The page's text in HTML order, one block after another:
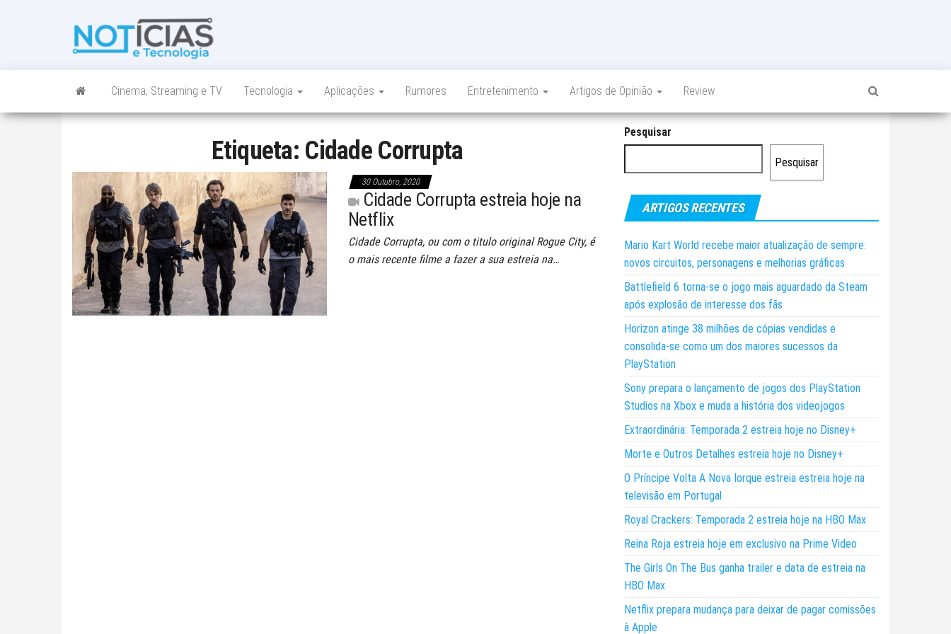
num só lugar
Cinema, Streaming e TV Tecnologia Aplicações Rumores Entretenimento Artigos de Opinião Review
Etiqueta: Cidade Corrupta
30 Outubro, 2020
Cidade Corrupta estreia hoje na
Netflix
Cidade Corrupta, ou com o titulo original Rogue City, é
o mais recente filme a fazer a sua estreia na…
Pesquisar
Pesquisar
ARTIGOS RECENTES
Mario Kart World recebe maior atualização de sempre:
novos circuitos, personagens e melhorias gráficas
Battlefield 6 torna-se o jogo mais aguardado da Steam
após explosão de interesse dos fãs
Horizon atinge 38 milhões de cópias vendidas e
consolida-se como um dos maiores sucessos da
PlayStation
Sony prepara o lançamento de jogos dos PlayStation
Studios na Xbox e muda a história dos videojogos
Extraordinária: Temporada 2 estreia hoje no Disney+
Morte e Outros Detalhes estreia hoje no Disney+
O Príncipe Volta A Nova Iorque estreia estreia hoje na
televisão em Portugal
Royal Crackers: Temporada 2 estreia hoje na HBO Max
Reina Roja estreia hoje em exclusivo na Prime Video
The Girls On The Bus ganha trailer e data de estreia na
HBO Max
Netflix prepara mudança para deixar de pagar comissões
à Apple